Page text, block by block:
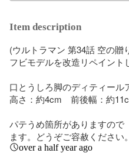
Item description
(ウルトラマン 第34話 空の贈
フビモデルを改造リペイント
口とうしろ脚のディティール
高さ：約4cm　前後幅：約
パテうめ箇所がありますので
ます。どうぞご容赦ください。
over a half year ago